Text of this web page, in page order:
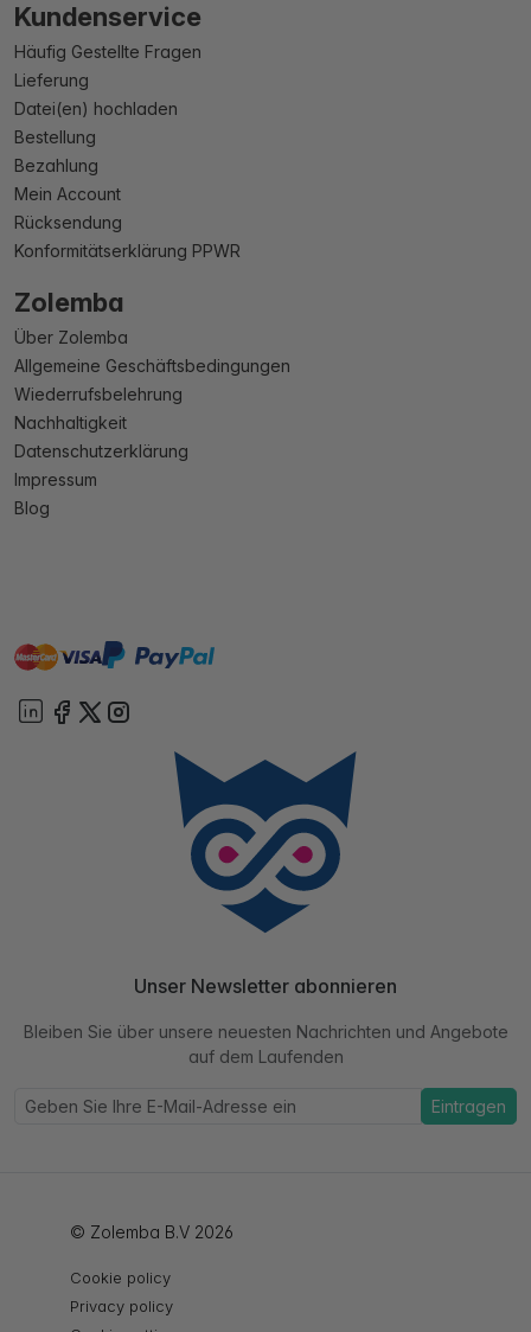
Kundenservice
Häufig Gestellte Fragen
Lieferung
Datei(en) hochladen
Bestellung
Bezahlung
Mein Account
Rücksendung
Konformitätserklärung PPWR
Zolemba
Über Zolemba
Allgemeine Geschäftsbedingungen
Wiederrufsbelehrung
Nachhaltigkeit
Datenschutzerklärung
Impressum
Blog
mastervisa paypal
Unser Newsletter abonnieren
Bleiben Sie über unsere neuesten Nachrichten und Angebote
auf dem Laufenden
Eintragen
© Zolemba B.V 2026
Cookie policy
Privacy policy